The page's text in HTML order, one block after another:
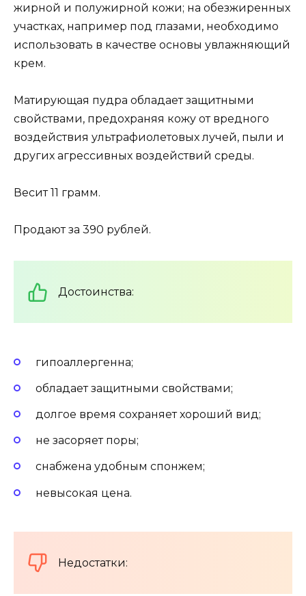
жирной и полужирной кожи; на обезжиренных
участках, например под глазами, необходимо
использовать в качестве основы увлажняющий
крем.
Матирующая пудра обладает защитными
свойствами, предохраняя кожу от вредного
воздействия ультрафиолетовых лучей, пыли и
других агрессивных воздействий среды.
Весит 11 грамм.
Продают за 390 рублей.
Достоинства:
гипоаллергенна;
обладает защитными свойствами;
долгое время сохраняет хороший вид;
не засоряет поры;
снабжена удобным спонжем;
невысокая цена.
Недостатки: